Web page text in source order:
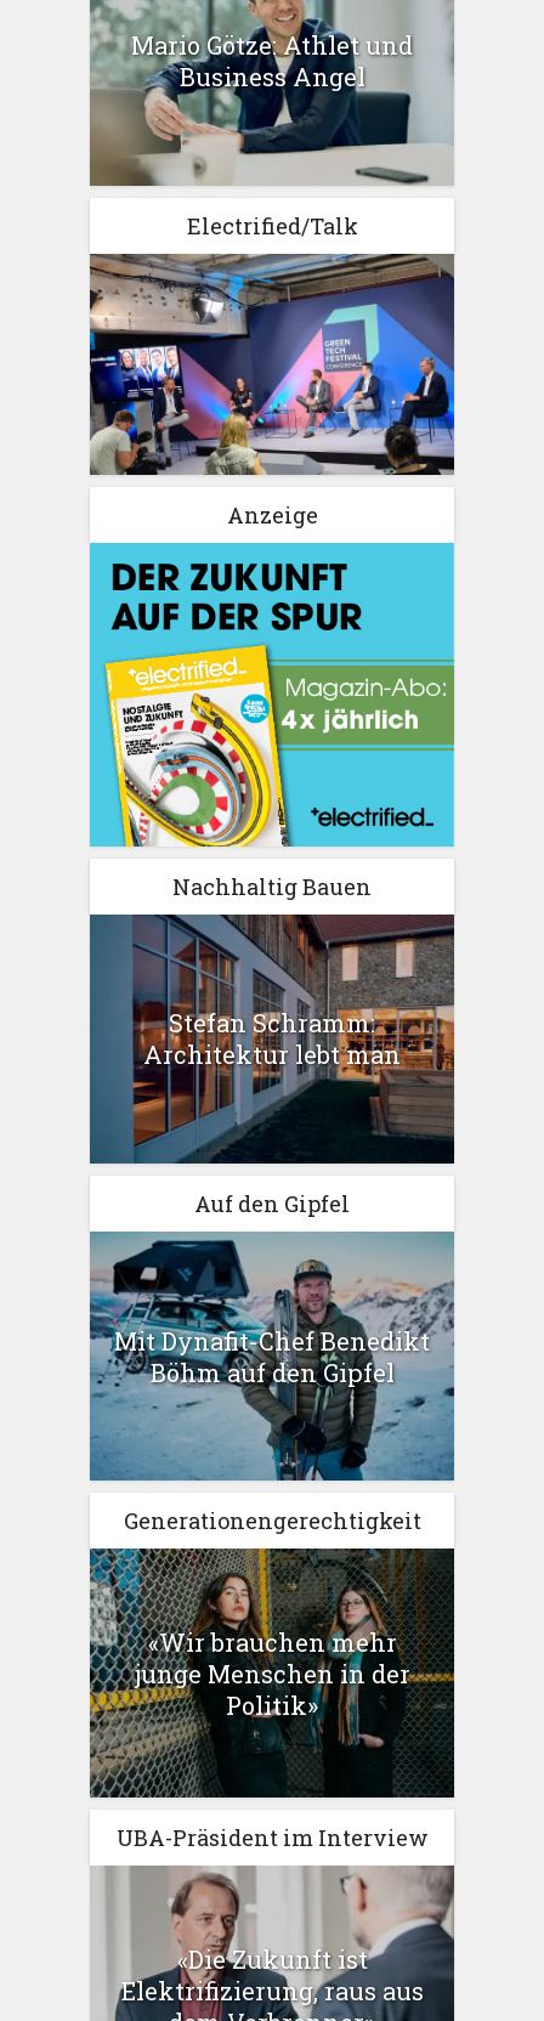
Mario Götze: Athlet und
Business Angel
Electrified/Talk
Anzeige
Nachhaltig Bauen
Stefan Schramm:
Architektur lebt man
Auf den Gipfel
Mit Dynafit-Chef Benedikt
Böhm auf den Gipfel
Generationengerechtigkeit
«Wir brauchen mehr
junge Menschen in der
Politik»
UBA-Präsident im Interview
«Die Zukunft ist
Elektrifizierung, raus aus